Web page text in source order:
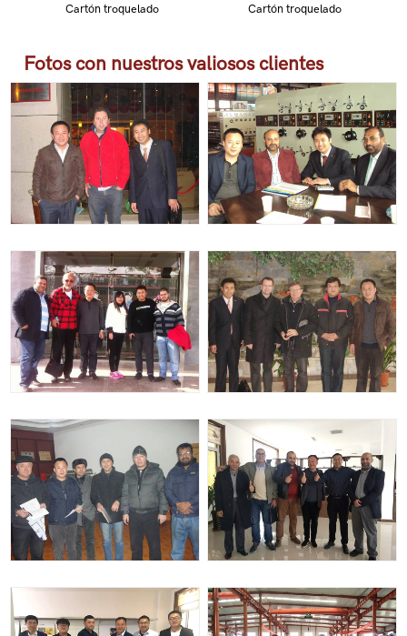
Cartón troquelado Cartón troquelado
Fotos con nuestros valiosos clientes